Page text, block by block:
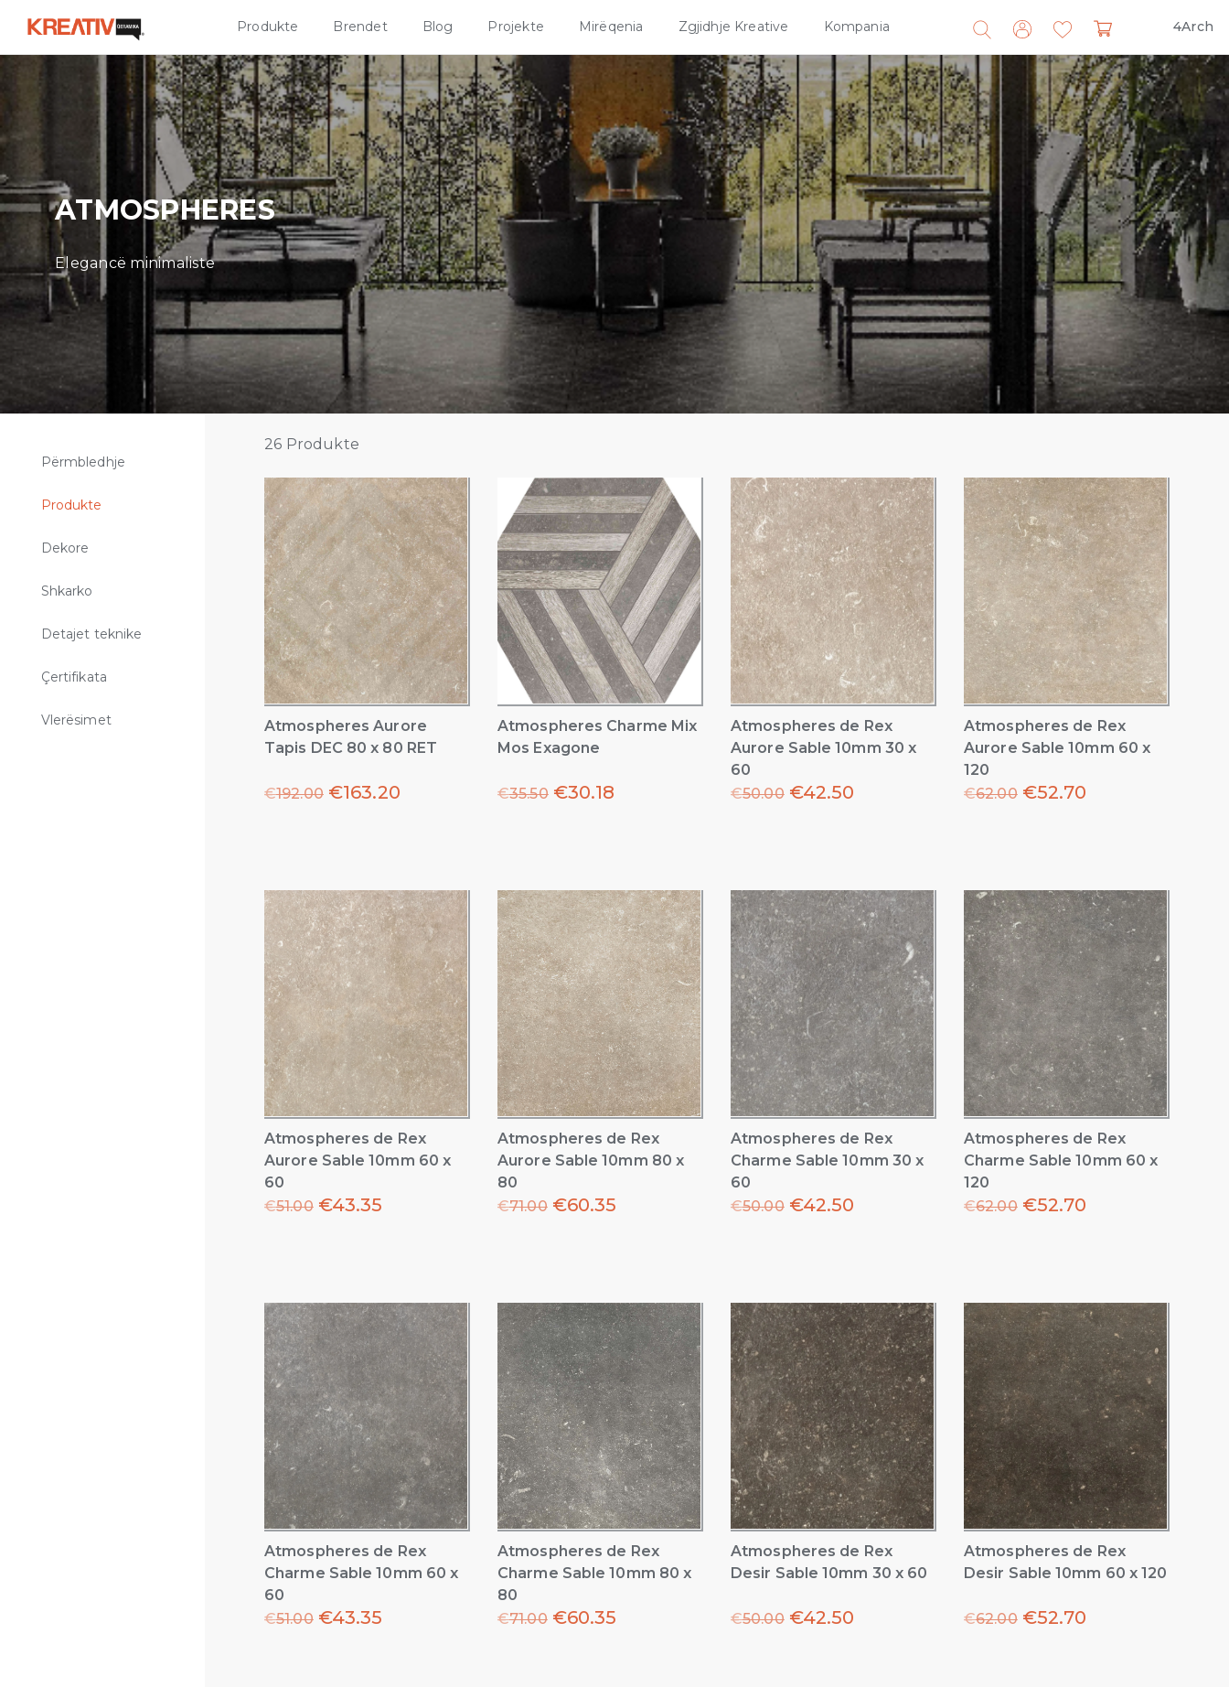
Produkte Brendet Blog Projekte Mirëqenia Zgjidhje Kreative Kompania 4Arch
Search
for:
ATMOSPHERES
Elegancë minimaliste
Përmbledhje
Produkte
Dekore
Shkarko
Detajet teknike
Çertifikata
Vlerësimet
26 Produkte
Atmospheres Aurore
Tapis DEC 80 x 80 RET
€192.00 €163.20
Atmospheres Charme Mix
Mos Exagone
€35.50 €30.18
Atmospheres de Rex
Aurore Sable 10mm 30 x
60
€50.00 €42.50
Atmospheres de Rex
Aurore Sable 10mm 60 x
120
€62.00 €52.70
Atmospheres de Rex
Aurore Sable 10mm 60 x
60
€51.00 €43.35
Atmospheres de Rex
Aurore Sable 10mm 80 x
80
€71.00 €60.35
Atmospheres de Rex
Charme Sable 10mm 30 x
60
€50.00 €42.50
Atmospheres de Rex
Charme Sable 10mm 60 x
120
€62.00 €52.70
Atmospheres de Rex
Charme Sable 10mm 60 x
60
€51.00 €43.35
Atmospheres de Rex
Charme Sable 10mm 80 x
80
€71.00 €60.35
Atmospheres de Rex
Desir Sable 10mm 30 x 60
€50.00 €42.50
Atmospheres de Rex
Desir Sable 10mm 60 x 120
€62.00 €52.70